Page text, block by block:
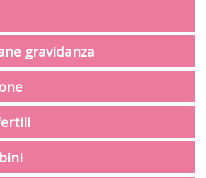
gravidanza